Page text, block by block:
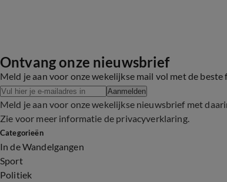
Ontvang onze nieuwsbrief
Meld je aan voor onze wekelijkse mail vol met de
Aanmelden
Meld je aan voor onze wekelijkse nieuwsbrief met
Zie voor meer informatie de privacyverklaring.
Categorieën
In de Wandelgangen
Sport
Politiek